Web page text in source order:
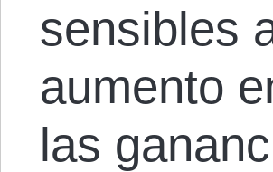
sensibles
aumento
las